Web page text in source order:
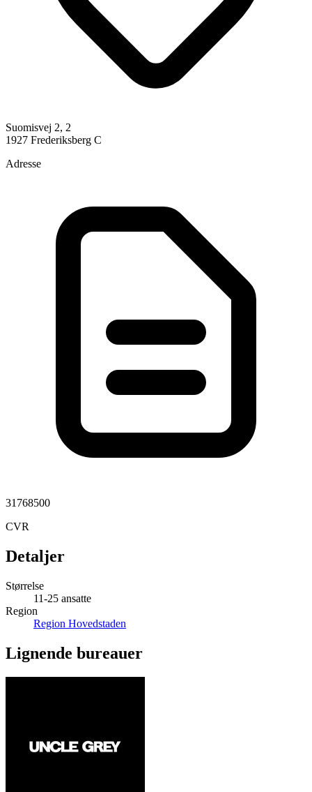
Suomisvej 2, 2
1927 Frederiksberg C
Adresse
31768500
CVR
Detaljer
Størrelse
11-25 ansatte
Region
Region Hovedstaden
Lignende bureauer